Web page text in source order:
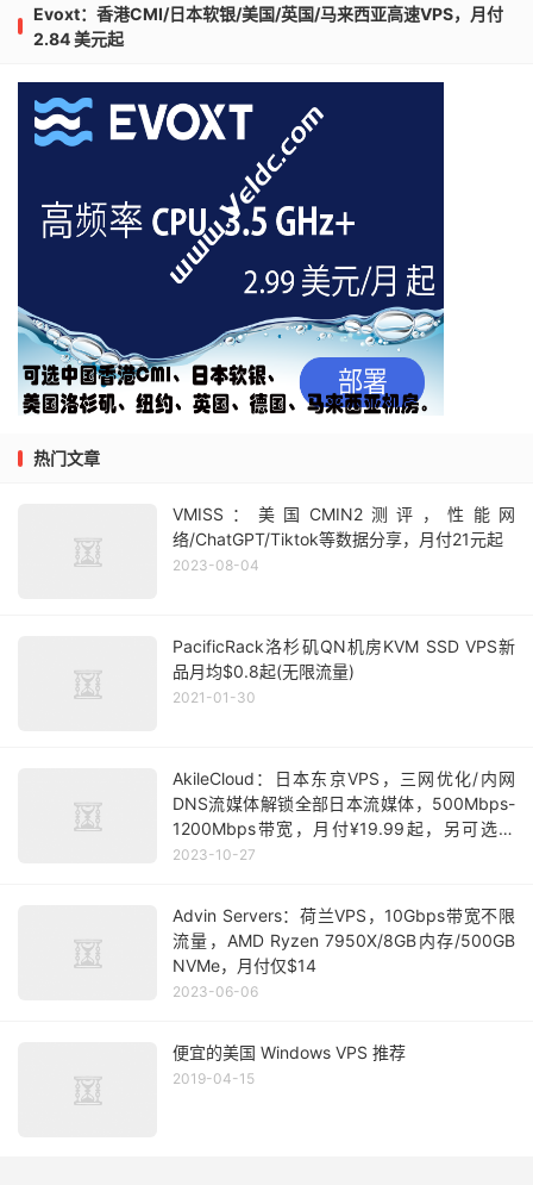
Evoxt：香港CMI/日本软银/美国/英国/马来西亚高速VPS，月付
2.84 美元起
热门文章
VMISS：美国CMIN2测评，性能网
络/ChatGPT/Tiktok等数据分享，月付21元起
2023-08-04
PacificRack洛杉矶QN机房KVM SSD VPS新
品月均$0.8起(无限流量)
2021-01-30
AkileCloud：日本东京VPS，三网优化/内网
DNS流媒体解锁全部日本流媒体，500Mbps-
1200Mbps带宽，月付¥19.99起，另可选香
港/台湾/韩国/新加坡/美国/英国
2023-10-27
Advin Servers：荷兰VPS，10Gbps带宽不限
流量，AMD Ryzen 7950X/8GB内存/500GB
NVMe，月付仅$14
2023-06-06
便宜的美国 Windows VPS 推荐
2019-04-15